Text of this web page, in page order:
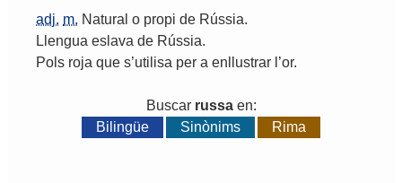
adj. m. Natural o propi de Rússia.
Llengua eslava de Rússia.
Pols roja que s’utilisa per a enllustrar ’or.
Buscar russaen:
Bilingüe
Sinònims Rima